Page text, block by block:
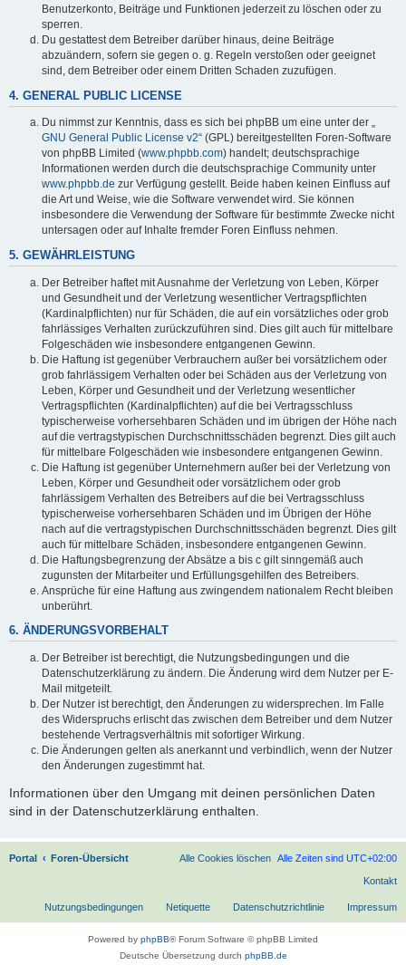
Benutzerkonto, Beiträge und Funktionen jederzeit zu löschen oder zu
sperren.
Du gestattest dem Betreiber darüber hinaus, deine Beiträge
abzuändern, sofern sie gegen o. g. Regeln verstoßen oder geeignet
sind, dem Betreiber oder einem Dritten Schaden zuzufügen.
4. GENERAL PUBLIC LICENSE
Du nimmst zur Kenntnis, dass es sich bei phpBB um eine unter der „
GNU General Public License v2“ (GPL) bereitgestellten Foren-Software
von phpBB Limited (www.phpbb.com) handelt; deutschsprachige
Informationen werden durch die deutschsprachige Community unter
www.phpbb.de zur Verfügung gestellt. Beide haben keinen Einfluss auf
die Art und Weise, wie die Software verwendet wird. Sie können
insbesondere die Verwendung der Software für bestimmte Zwecke nicht
untersagen oder auf Inhalte fremder Foren Einfluss nehmen.
5. GEWÄHRLEISTUNG
Der Betreiber haftet mit Ausnahme der Verletzung von Leben, Körper
und Gesundheit und der Verletzung wesentlicher Vertragspflichten
(Kardinalpflichten) nur für Schäden, die auf ein vorsätzliches oder grob
fahrlässiges Verhalten zurückzuführen sind. Dies gilt auch für mittelbare
Folgeschäden wie insbesondere entgangenen Gewinn.
Die Haftung ist gegenüber Verbrauchern außer bei vorsätzlichem oder
grob fahrlässigem Verhalten oder bei Schäden aus der Verletzung von
Leben, Körper und Gesundheit und der Verletzung wesentlicher
Vertragspflichten (Kardinalpflichten) auf die bei Vertragsschluss
typischerweise vorhersehbaren Schäden und im übrigen der Höhe nach
auf die vertragstypischen Durchschnittsschäden begrenzt. Dies gilt auch
für mittelbare Folgeschäden wie insbesondere entgangenen Gewinn.
Die Haftung ist gegenüber Unternehmern außer bei der Verletzung von
Leben, Körper und Gesundheit oder vorsätzlichem oder grob
fahrlässigem Verhalten des Betreibers auf die bei Vertragsschluss
typischerweise vorhersehbaren Schäden und im Übrigen der Höhe
nach auf die vertragstypischen Durchschnittsschäden begrenzt. Dies gilt
auch für mittelbare Schäden, insbesondere entgangenen Gewinn.
Die Haftungsbegrenzung der Absätze a bis c gilt sinngemäß auch
zugunsten der Mitarbeiter und Erfüllungsgehilfen des Betreibers.
Ansprüche für eine Haftung aus zwingendem nationalem Recht bleiben
unberührt.
6. ÄNDERUNGSVORBEHALT
Der Betreiber ist berechtigt, die Nutzungsbedingungen und die
Datenschutzerklärung zu ändern. Die Änderung wird dem Nutzer per E-
Mail mitgeteilt.
Der Nutzer ist berechtigt, den Änderungen zu widersprechen. Im Falle
des Widerspruchs erlischt das zwischen dem Betreiber und dem Nutzer
bestehende Vertragsverhältnis mit sofortiger Wirkung.
Die Änderungen gelten als anerkannt und verbindlich, wenn der Nutzer
den Änderungen zugestimmt hat.
Informationen über den Umgang mit deinen persönlichen Daten
sind in der Datenschutzerklärung enthalten.
Portal Foren-Übersicht Alle Zeiten sind UTC+02:00
Alle Cookies löschen
Kontakt
Impressum
Datenschutzrichtlinie
Netiquette
Nutzungsbedingungen
Powered by phpBB® Forum Software © phpBB Limited
Deutsche Übersetzung durch phpBB.de